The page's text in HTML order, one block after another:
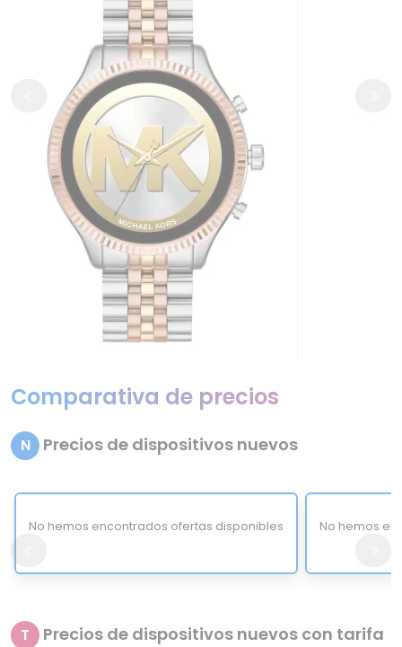
Comparativa de precios
N Precios de dispositivos nuevos
No hemos encontrados ofertas disponibles No hemos
T Precios de dispositivos nuevos con tarifa